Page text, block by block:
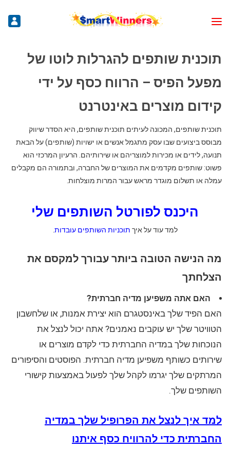
תוכנית שותפים להגרלות לוטו של
מפעל הפיס – הרווח כסף על ידי
קידום מוצרים באינטרנט
תוכנית שותפים, המכונה לעיתים תוכנית שותפים, היא הסדר שיווק
מבוסס ביצועים שבו עסק מתגמל אנשים או ישויות (שותפים) על הבאת
תנועה, לידים או מכירות למוצריהם או שירותיהם. הרעיון המרכזי הוא
פשוט: שותפים מקדמים את המוצרים של החברה, ובתמורה הם מקבלים
עמלה או תשלום מוגדר מראש עבור המרות מוצלחות.
היכנס לפורטל השותפים שלי
למד עוד על איך תוכניות השותפים עובדות
מה הנישה הטובה ביותר עבורך למקסם את
הצלחתך
האם אתה משפיען מדיה חברתית?
האם הפיד שלך באינסטגרם הוא יצירת אמנות, או שלחשבון
הטוויטר שלך יש עוקבים נאמנים? אתה יכול לנצל את
הנוכחות שלך במדיה החברתית כדי לקדם מוצרים או
שירותים כשותף משפיען מדיה חברתית. הפוסטים והסיפורים
המרתקים שלך יגרמו לקהל שלך לפעול באמצעות קישורי
השותפים שלך.
למד איך לנצל את הפרופיל שלך במדיה
החברתית כדי להרוויח כסף איתנו